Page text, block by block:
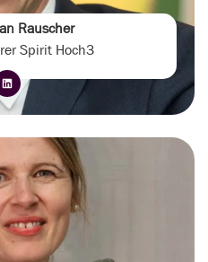
Rauscher
Spirit Hoch3